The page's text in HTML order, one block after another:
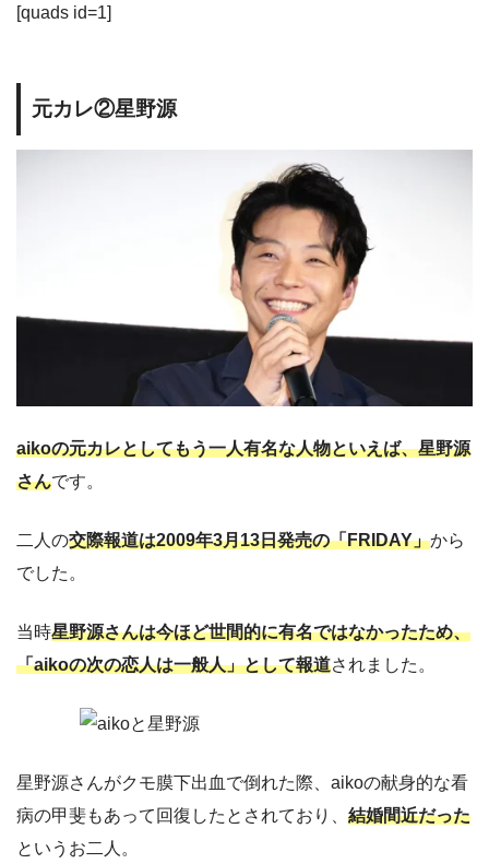
[quads id=1]
元カレ②星野源
aikoの元カレとしてもう一人有名な人物といえば、星野源
さんです。
二人の交際報道は2009年3月13日発売の「FRIDAY」から
でした。
当時星野源さんは今ほど世間的に有名ではなかったため、
「aikoの次の恋人は一般人」として報道されました。
星野源さんがクモ膜下出血で倒れた際、aikoの献身的な看
病の甲斐もあって回復したとされており、 結婚間近だった
というお二人。